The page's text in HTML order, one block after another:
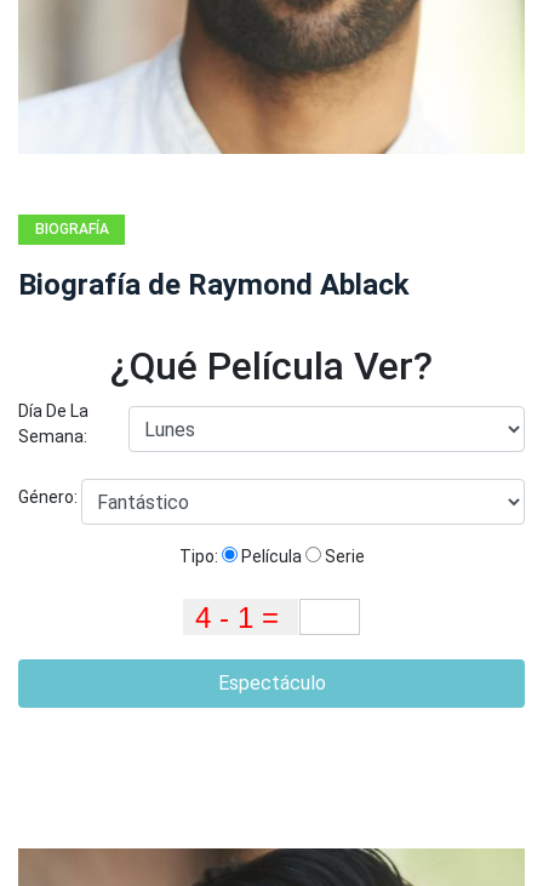
BIOGRAFÍA
Biografía de Raymond Ablack
¿Qué Película Ver?
Día De La
Semana:
Género:
Tipo: Película Serie
Espectáculo